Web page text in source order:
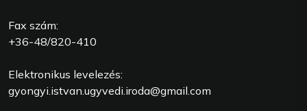
Fax szám:
+36-48/820-410
Elektronikus levelezés:
gyongyi.istvan.ugyvedi.iroda@gmail.com